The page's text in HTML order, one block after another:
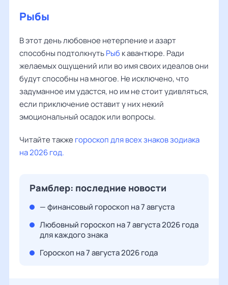
Рыбы
В этот день любовное нетерпение и азарт
способны подтолкнутьРыб к авантюре. Ради
желаемых ощущений или во имя своих идеалов они
будут способны на многое. Не исключено, что
задуманное им удастся, но им не стоит удивляться,
если приключение оставит у них некий
эмоциональный осадок или вопросы.
Читайте также гороскоп для всех знаков зодиака
на 2026 год.
Рамблер: последние новости
— финансовый гороскоп на 7 августа
Любовный гороскоп на 7 августа 2026 года
для каждого знака
Гороскоп на 7 августа 2026 года